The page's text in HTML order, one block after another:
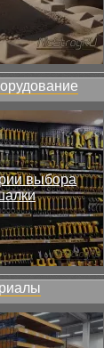
выбора